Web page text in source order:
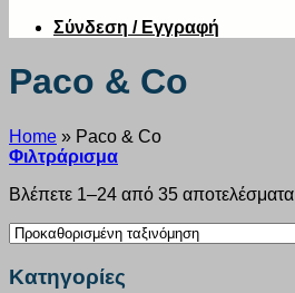
Σύνδεση / Εγγραφή
Paco & Co
Home » Paco & Co
Φιλτράρισμα
Βλέπετε 1–24 από 35 αποτελέσματα
Κατηγορίες